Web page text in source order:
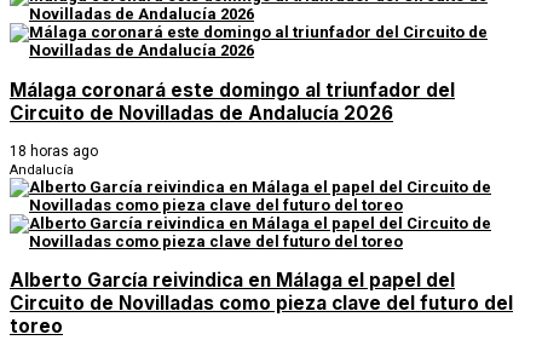
Málaga coronará este domingo al triunfador del
Circuito de Novilladas de Andalucía 2026
18 horas ago
Andalucía
Alberto García reivindica en Málaga el papel del
Circuito de Novilladas como pieza clave del futuro del
toreo